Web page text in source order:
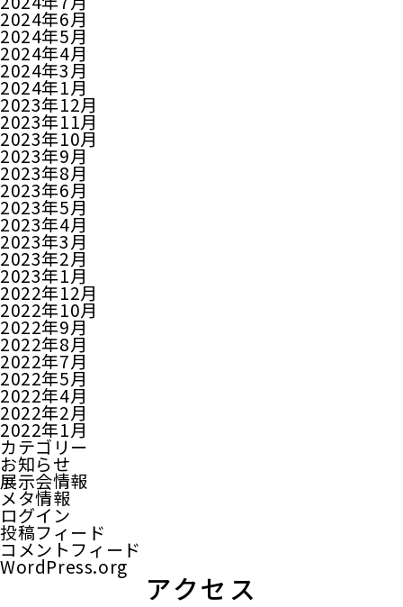
2024年6月
2024年5月
2024年4月
2024年3月
2024年1月
2023年12月
2023年11月
2023年10月
2023年9月
2023年8月
2023年6月
2023年5月
2023年4月
2023年3月
2023年2月
2023年1月
2022年12月
2022年10月
2022年9月
2022年8月
2022年7月
2022年5月
2022年4月
2022年2月
2022年1月
カテゴリー
お知らせ
展示会情報
メタ情報
ログイン
投稿フィード
コメントフィード
WordPress.org
アクセス